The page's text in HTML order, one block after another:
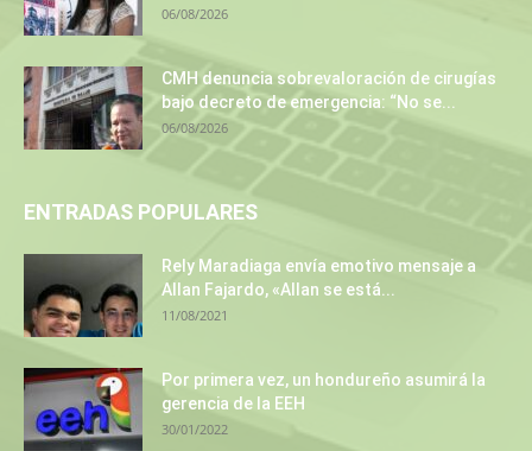
06/08/2026
CMH denuncia sobrevaloración de cirugías
bajo decreto de emergencia: “No se...
06/08/2026
ENTRADAS POPULARES
Rely Maradiaga envía emotivo mensaje a
Allan Fajardo, «Allan se está...
11/08/2021
Por primera vez, un hondureño asumirá la
gerencia de la EEH
30/01/2022